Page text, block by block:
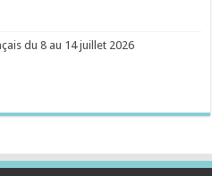
du 8 au 14 juillet 2026